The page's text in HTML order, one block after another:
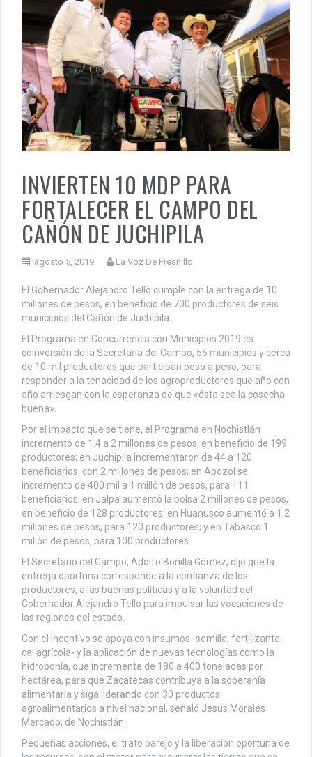
INVIERTEN 10 MDP PARA
FORTALECER EL CAMPO DEL
CAÑÓN DE JUCHIPILA
agosto 5, 2019 La Voz De Fresnillo
El Gobernador Alejandro Tello cumple con la entrega de 10
millones de pesos, en beneficio de 700 productores de seis
municipios del Cañón de Juchipila.
El Programa en Concurrencia con Municipios 2019 es
coinversión de la Secretaría del Campo, 55 municipios y cerca
de 10 mil productores que participan peso a peso, para
responder a la tenacidad de los agroproductores que año con
año arriesgan con la esperanza de que «ésta sea la cosecha
buena».
Por el impacto que se tiene, el Programa en Nochistlán
incrementó de 1.4 a 2 millones de pesos, en beneficio de 199
productores; en Juchipila incrementaron de 44 a 120
beneficiarios, con 2 millones de pesos; en Apozol se
incrementó de 400 mil a 1 millón de pesos, para 111
beneficiarios; en Jalpa aumentó la bolsa 2 millones de pesos,
en beneficio de 128 productores; en Huanusco aumentó a 1.2
millones de pesos, para 120 productores; y en Tabasco 1
millón de pesos, para 100 productores.
El Secretario del Campo, Adolfo Bonilla Gómez, dijo que la
entrega oportuna corresponde a la confianza de los
productores, a las buenas políticas y a la voluntad del
Gobernador Alejandro Tello para impulsar las vocaciones de
las regiones del estado.
Con el incentivo se apoya con insumos -semilla, fertilizante,
cal agrícola- y la aplicación de nuevas tecnologías como la
hidroponía, que incrementa de 180 a 400 toneladas por
hectárea, para que Zacatecas contribuya a la soberanía
alimentaria y siga liderando con 30 productos
agroalimentarios a nivel nacional, señaló Jesús Morales
Mercado, de Nochistlán.
Pequeñas acciones, el trato parejo y la liberación oportuna de